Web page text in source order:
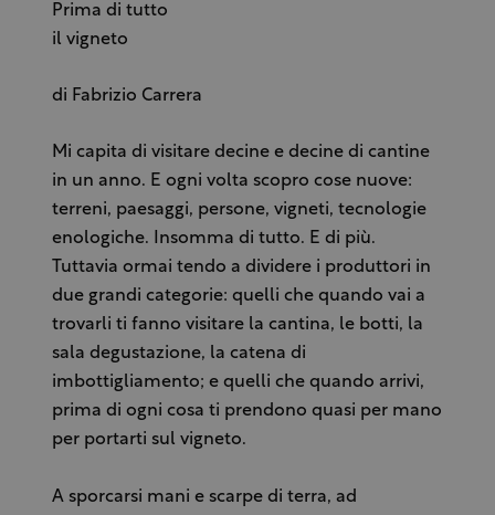
Prima di tutto
il vigneto
di Fabrizio Carrera
Mi capita di visitare decine e decine di cantine
in un anno. E ogni volta scopro cose nuove:
terreni, paesaggi, persone, vigneti, tecnologie
enologiche. Insomma di tutto. E di più.
Tuttavia ormai tendo a dividere i produttori in
due grandi categorie: quelli che quando vai a
trovarli ti fanno visitare la cantina, le botti, la
sala degustazione, la catena di
imbottigliamento; e quelli che quando arrivi,
prima di ogni cosa ti prendono quasi per mano
per portarti sul vigneto.
A sporcarsi mani e scarpe di terra, ad